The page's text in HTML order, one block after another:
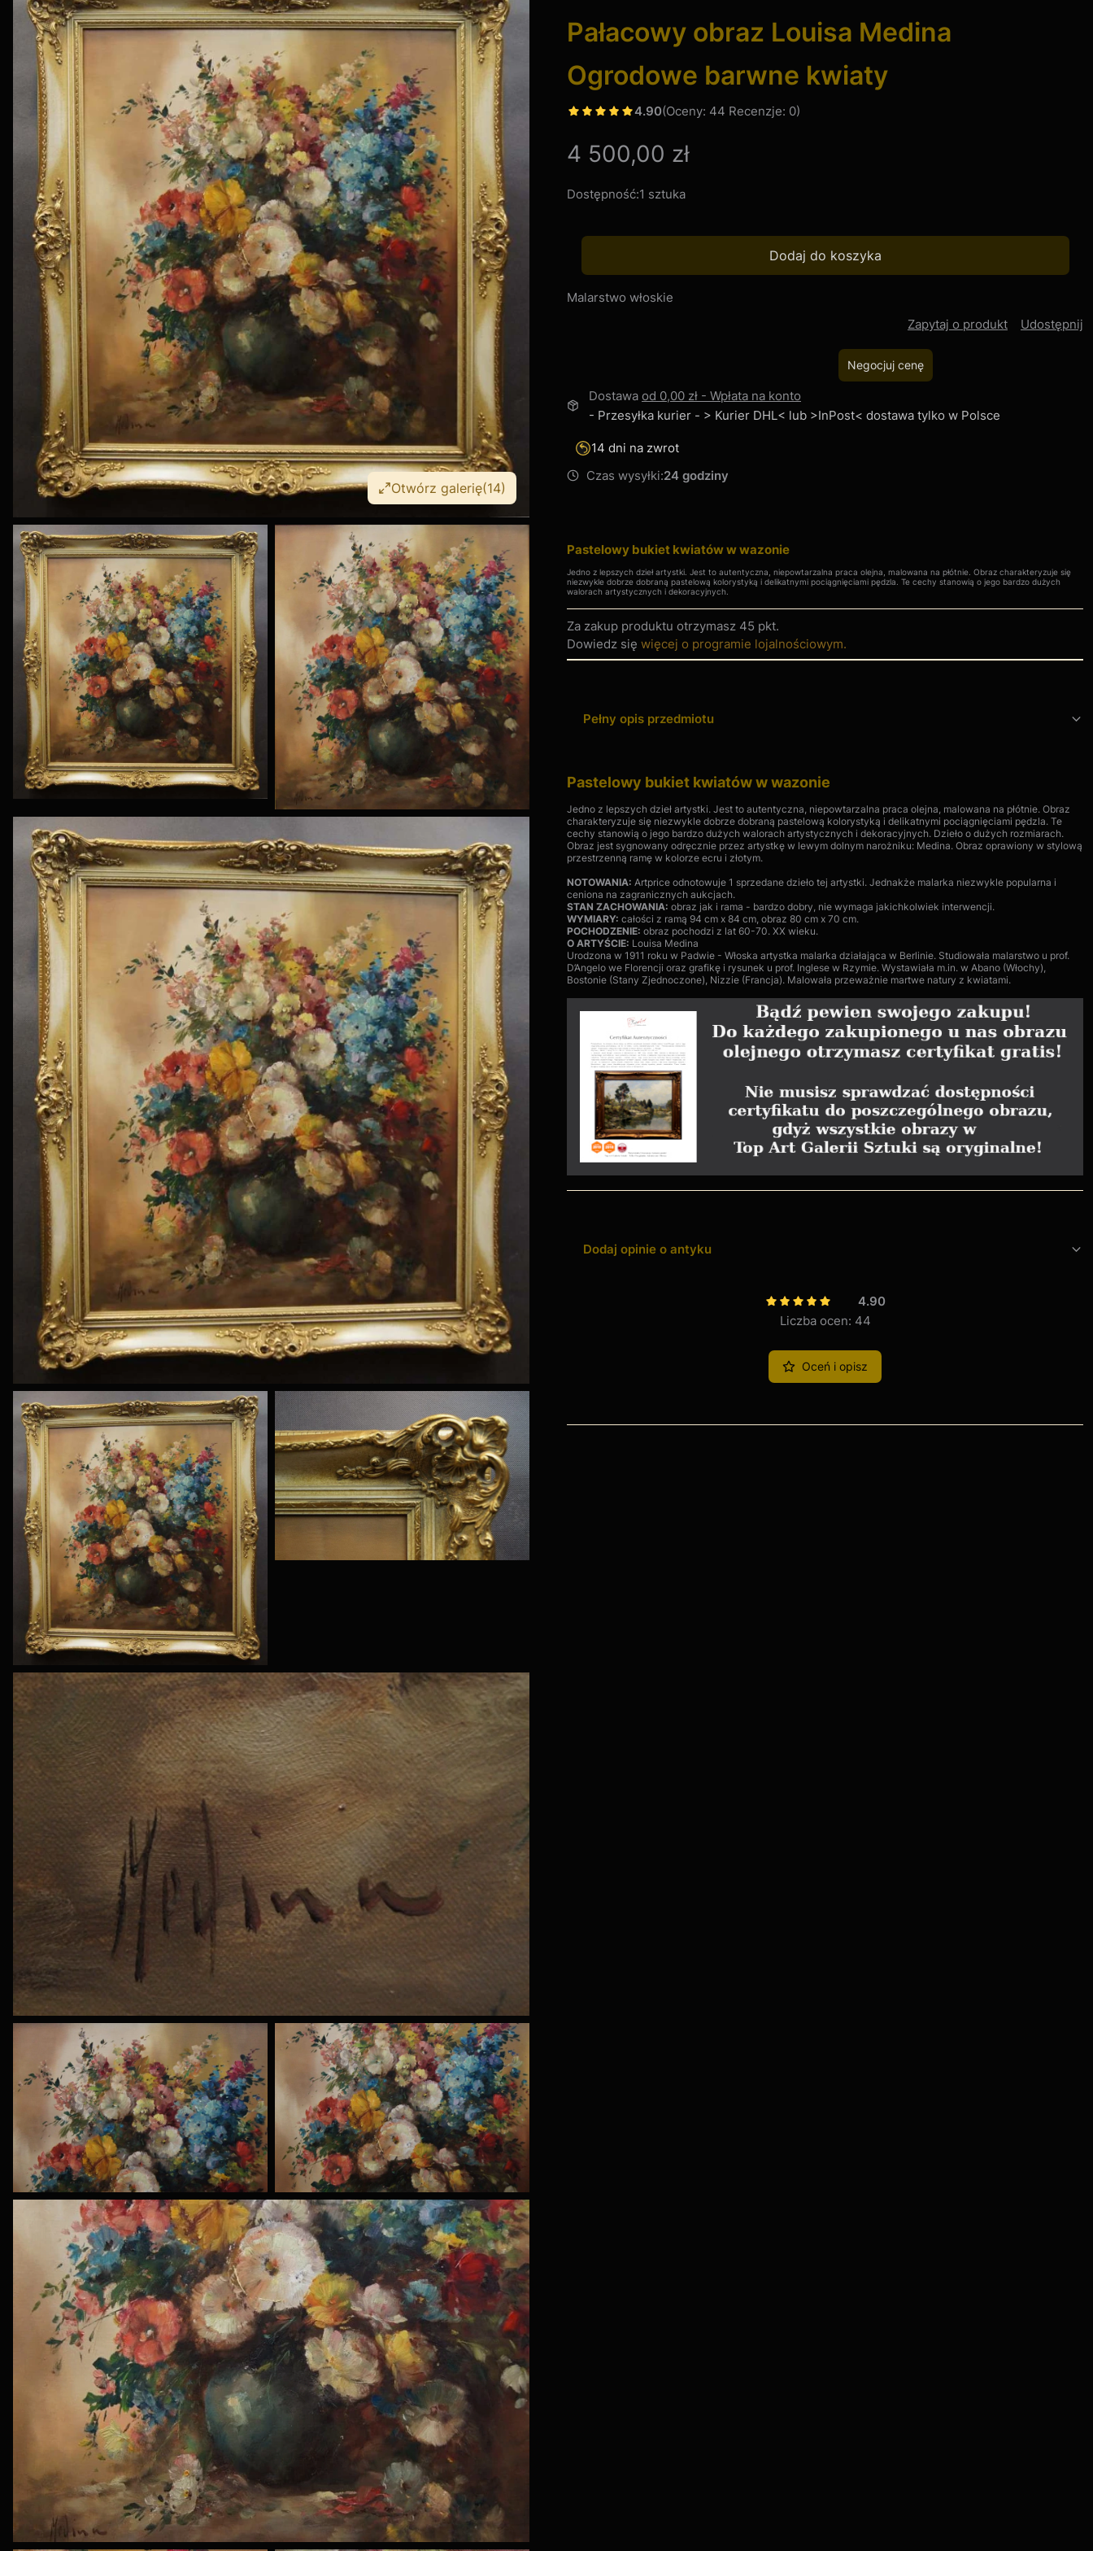
Otwórz galerię(14)
Pałacowy obraz Louisa Medina
Ogrodowe barwne kwiaty
4.90(Oceny: 44 Recenzje: 0)
Cena
4 500,00 zł
Dostępność:1 sztuka
Dodaj do koszyka
Malarstwo włoskie
Zapytaj o produkt
Udostępnij
Negocjuj cenę
Dostawa od 0,00 zł - Wpłata na konto
- Przesyłka kurier - > Kurier DHL< lub >InPost< dostawa tylko w Polsce
14 dni na zwrot
Czas wysyłki:24 godziny
Pastelowy bukiet kwiatów w wazonie
Jedno z lepszych dzieł artystki. Jest to autentyczna, niepowtarzalna praca olejna, malowana na płótnie. Obraz charakteryzuje się
niezwykle dobrze dobraną pastelową kolorystyką i delikatnymi pociągnięciami pędzla. Te cechy stanowią o jego bardzo dużych
walorach artystycznych i dekoracyjnych.
Za zakup produktu otrzymasz 45 pkt.
Dowiedz się więcej o programie lojalnościowym.
Pełny opis przedmiotu
Pastelowy bukiet kwiatów w wazonie
Jedno z lepszych dzieł artystki. Jest to autentyczna, niepowtarzalna praca olejna, malowana na płótnie. Obraz
charakteryzuje się niezwykle dobrze dobraną pastelową kolorystyką i delikatnymi pociągnięciami pędzla. Te
cechy stanowią o jego bardzo dużych walorach artystycznych i dekoracyjnych. Dzieło o dużych rozmiarach.
Obraz jest sygnowany odręcznie przez artystkę w lewym dolnym narożniku: Medina. Obraz oprawiony w stylową
przestrzenną ramę w kolorze ecru i złotym.
NOTOWANIA: Artprice odnotowuje 1 sprzedane dzieło tej artystki. Jednakże malarka niezwykle popularna i
ceniona na zagranicznych aukcjach.
STAN ZACHOWANIA: obraz jak i rama - bardzo dobry, nie wymaga jakichkolwiek interwencji.
WYMIARY: całości z ramą 94 cm x 84 cm, obraz 80 cm x 70 cm.
POCHODZENIE: obraz pochodzi z lat 60-70. XX wieku.
O ARTYŚCIE: Louisa Medina
Urodzona w 1911 roku w Padwie - Włoska artystka malarka działająca w Berlinie. Studiowała malarstwo u prof.
D’Angelo we Florencji oraz grafikę i rysunek u prof. Inglese w Rzymie. Wystawiała m.in. w Abano (Włochy),
Bostonie (Stany Zjednoczone), Nizzie (Francja). Malowała przeważnie martwe natury z kwiatami.
Dodaj opinie o antyku
4.90
Liczba ocen: 44
Oceń i opisz